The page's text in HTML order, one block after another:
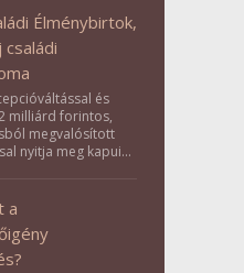
Élménybirtok,
családi
és
milliárd forintos,
megvalósított
nyitja meg kapuit a
a mai napon.
a